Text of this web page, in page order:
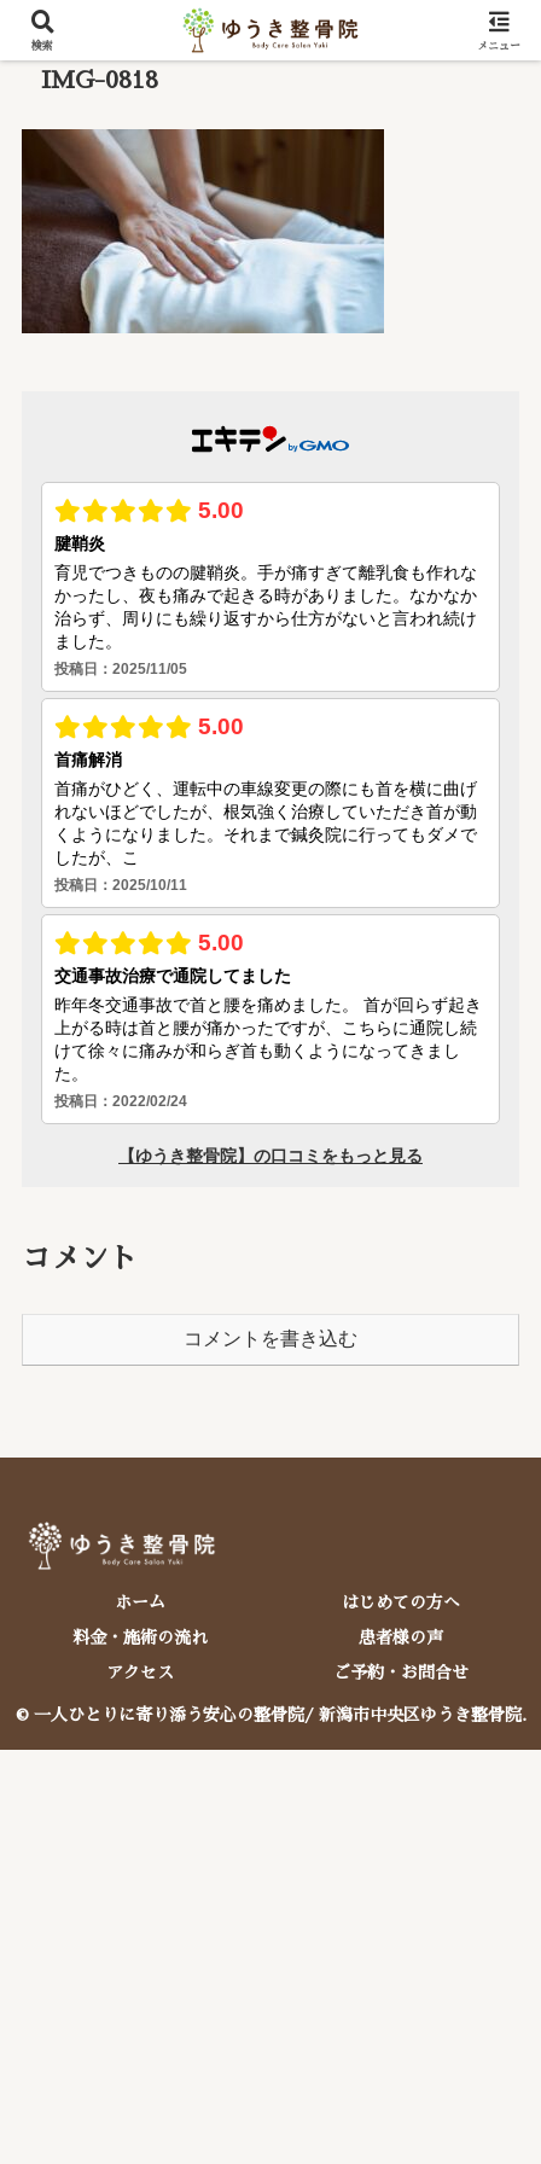
IMG-0818
コメント
コメントを書き込む
ホーム はじめての方へ
料金・施術の流れ 患者様の声
アクセス ご予約・お問合せ
© 一人ひとりに寄り添う安心の整骨院/ 新潟市中央区ゆうき整骨院.
検索 メニュー